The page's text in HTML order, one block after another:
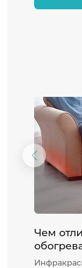
слайд
Чем